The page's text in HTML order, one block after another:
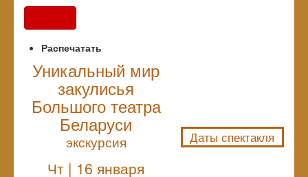
Распечатать
Уникальный мир
закулисья
Большого театра
Беларуси
экскурсия
Чт | 16 января
Даты спектакля